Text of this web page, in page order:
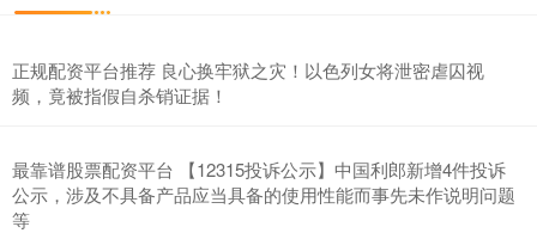
正规配资平台推荐 良心换牢狱之灾！以色列女将泄密虐囚视
频，竟被指假自杀销证据！
最靠谱股票配资平台 【12315投诉公示】中国利郎新增4件投诉
公示，涉及不具备产品应当具备的使用性能而事先未作说明问题
等